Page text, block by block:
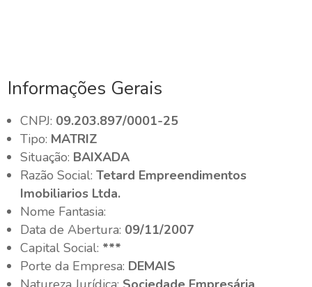
Informações Gerais
CNPJ: 09.203.897/0001-25
Tipo: MATRIZ
Situação: BAIXADA
Razão Social:Tetard Empreendimentos
Imobiliarios Ltda.
Nome Fantasia:
Data de Abertura: 09/11/2007
Capital Social: ***
Porte da Empresa: DEMAIS